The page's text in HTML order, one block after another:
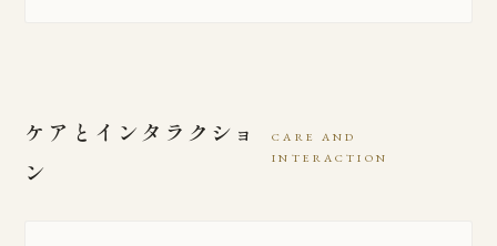
ケアとインタラクショ
ン
CARE AND
INTERACTION